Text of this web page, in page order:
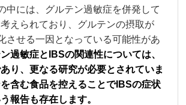
中には、グルテン過敏症を併発して
えられており、グルテンの摂取が
させる一因となっている可能性があ
過敏症とIBSの関連性については、
り、更なる研究が必要とされていま
含む食品を控えることでIBSの症状
報告も存在します。